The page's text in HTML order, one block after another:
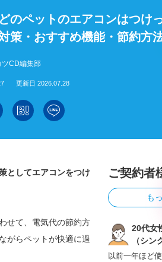
のペットのエアコンはつけ
策・おすすめ機能・節約方
ツCD編集部
更新日 2026.07.28
としてエアコンをつけ
せて、電気代の節約方
がらペットが快適に過
ご契約者
も
20代女
（シン
以前一年ほど